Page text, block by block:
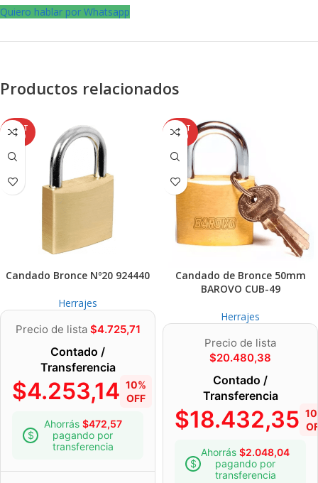
Quiero hablar por Whatsapp
Productos relacionados
AGOT
ADO
Candado Bronce Nº20 924440
Herrajes
Precio de lista $4.725,71
Contado /
Transferencia
$4.253,14 10%
OFF
Ahorrás $472,57
pagando por
transferencia
AGOT
ADO
Candado de Bronce 50mm
BAROVO CUB-49
Herrajes
Precio de lista
$20.480,38
Contado /
Transferencia
$18.432,35
Ahorrás $2.048,04
pagando por
transferencia